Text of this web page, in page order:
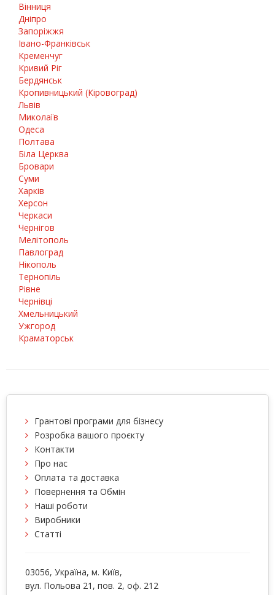
Вінниця
Дніпро
Запоріжжя
Івано-Франківськ
Кременчуг
Кривий Ріг
Бердянськ
Кропивницький (Кіровоград)
Львів
Миколаїв
Одеса
Полтава
Біла Церква
Бровари
Суми
Харків
Херсон
Черкаси
Чернігов
Мелітополь
Павлоград
Нікополь
Тернопіль
Рівне
Чернівці
Хмельницький
Ужгород
Краматорськ
Грантові програми для бізнесу
Розробка вашого проєкту
Контакти
Про нас
Оплата та доставка
Повернення та Обмін
Наші роботи
Виробники
Статті
03056, Україна, м. Київ,
вул. Польова 21, пов. 2, оф. 212